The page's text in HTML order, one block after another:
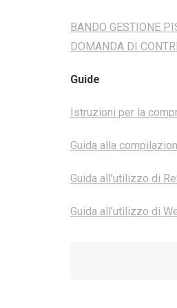
BANDO GESTIONE
DOMANDA DI
Guide
Istruzioni per la
Guida alla
Guida all’utilizzo di
Guida all’utilizzo di